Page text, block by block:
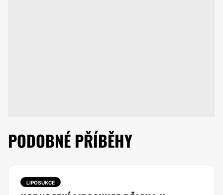
PODOBNÉ PŘÍBĚHY
LIPOSUKCE